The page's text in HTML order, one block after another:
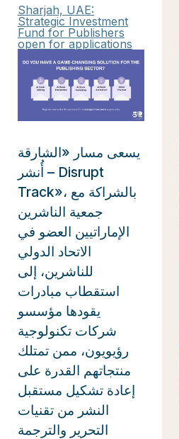
Sharjah, UAE:
Strategic Investment
Fund for Publishers
open for applications
يسعى مسار «الشارقة
أُنشر – Disrupt
Track»، بالشراكة مع
جمعية الناشرين
الإماراتيين العضو في
الاتحاد الدولي
للناشرين، إلى
استقطاب مبادرات
يقودها مؤسسو
شركات تكنولوجية
رؤيويون، ممن تمتلك
منتجاتهم القدرة على
إعادة تشكيل مستقبل
النشر من تقنيات
التحرير والترجمة